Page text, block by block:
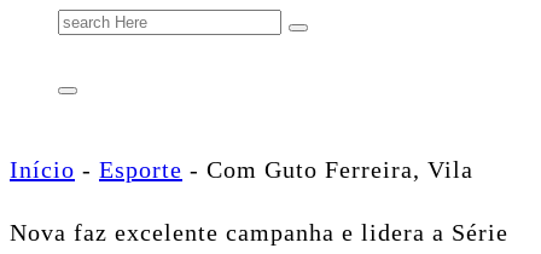
Search
for:
Início - Esporte - Com Guto Ferreira, Vila
Nova faz excelente campanha e lidera a Série